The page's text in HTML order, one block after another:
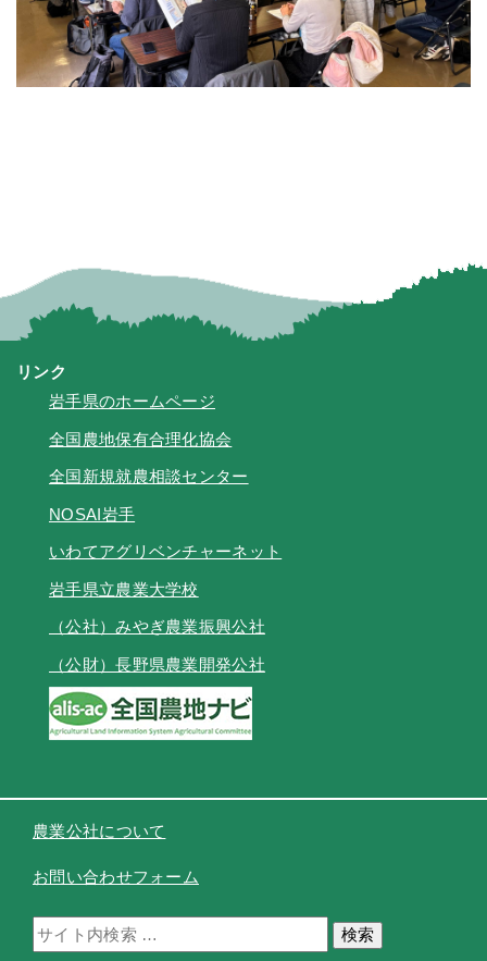
リンク
岩手県のホームページ
全国農地保有合理化協会
全国新規就農相談センター
NOSAI岩手
いわてアグリベンチャーネット
岩手県立農業大学校
（公社）みやぎ農業振興公社
（公財）長野県農業開発公社
農業公社について
お問い合わせフォーム
検索